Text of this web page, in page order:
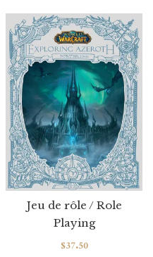
Jeu de rôle / Role
Playing
$37.50